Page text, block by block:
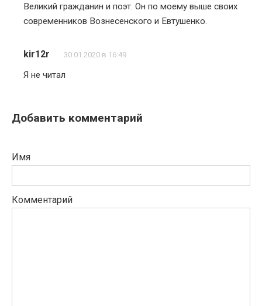
Великий гражданин и поэт. Он по моему выше своих
современников Вознесенского и Евтушенко.
kir12r 30.01.2020 в 16:49
Я не читал
Добавить комментарий
Имя
Комментарий